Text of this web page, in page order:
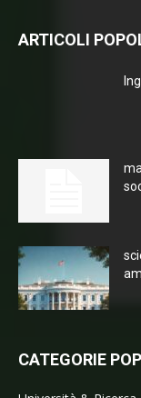
ARTICOLI
CATEGORIE